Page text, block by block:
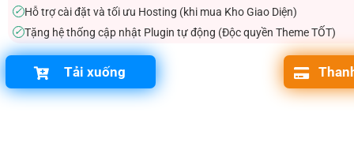
✓Hỗ trợ cài đặt và tối ưu Hosting (khi mua Kho Giao Diện)
✓Tặng hệ thống cập nhật Plugin tự động (Độc quyền Theme TỐT)
Tải xuống